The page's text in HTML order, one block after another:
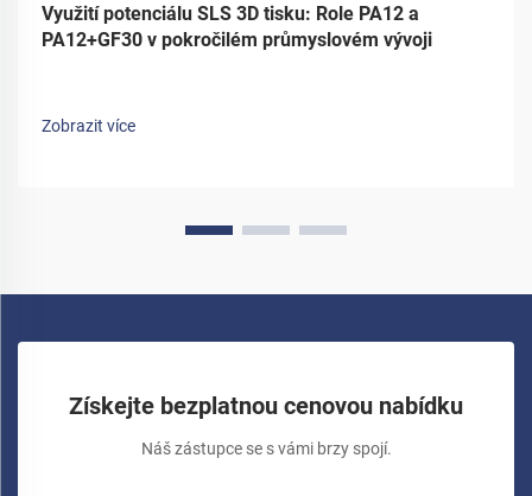
Využití potenciálu SLS 3D tisku: Role PA12 a
PA12+GF30 v pokročilém průmyslovém vývoji
Zobrazit více
Získejte bezplatnou cenovou nabídku
Náš zástupce se s vámi brzy spojí.